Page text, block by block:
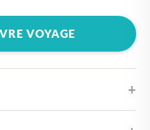
VOYAGE